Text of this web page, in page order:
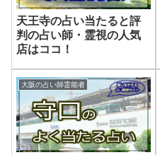
天王寺の占い当たると評
判の占い師・霊視の人気
店はココ！
大阪の占い師霊能者